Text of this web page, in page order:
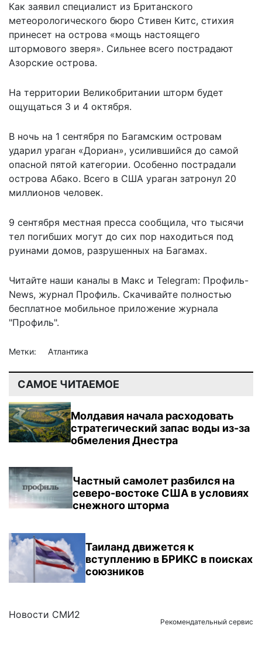
Как заявил специалист из Британского
метеорологического бюро Стивен Китс, стихия
принесет на острова «мощь настоящего
штормового зверя». Сильнее всего пострадают
Азорские острова.
На территории Великобритании шторм будет
ощущаться 3 и 4 октября.
В ночь на 1 сентября по Багамским островам
ударил ураган «Дориан», усилившийся до самой
опасной пятой категории. Особенно пострадали
острова Абако. Всего в США ураган затронул 20
миллионов человек.
9 сентября местная пресса сообщила, что тысячи
тел погибших могут до сих пор находиться под
руинами домов, разрушенных на Багамах.
Читайте наши каналы в Макс и Telegram: Профиль-
News, журнал Профиль. Скачивайте полностью
бесплатное мобильное приложение журнала
"Профиль".
Метки: Атлантика
САМОЕ ЧИТАЕМОЕ
Молдавия начала расходовать
стратегический запас воды из-за
обмеления Днестра
Частный самолет разбился на
северо-востоке США в условиях
снежного шторма
Таиланд движется к
вступлению в БРИКС в поисках
союзников
Новости СМИ2
Рекомендательный сервис